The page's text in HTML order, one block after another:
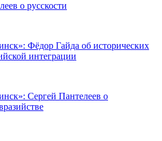
о русскости
Фёдор Гайда об исторических
интеграции
Сергей Пантелеев о